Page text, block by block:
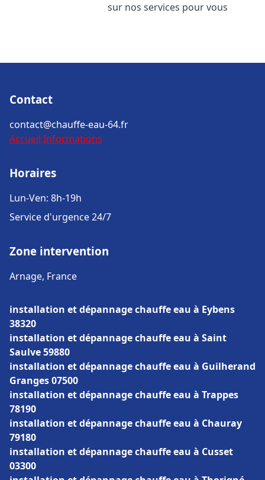
sur nos services pour vous
Contact
contact@chauffe-eau-64.fr
Accueil Informations
Horaires
Lun-Ven: 8h-19h
Service d'urgence 24/7
Zone intervention
Arnage, France
installation et dépannage chauffe eau à Eybens
38320
installation et dépannage chauffe eau à Saint
Saulve 59880
installation et dépannage chauffe eau à Guilherand
Granges 07500
installation et dépannage chauffe eau à Trappes
78190
installation et dépannage chauffe eau à Chauray
79180
installation et dépannage chauffe eau à Cusset
03300